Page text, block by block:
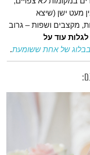
מעט ישן (שיצא
מקצבים ושפות – גרוב
לגלות עוד על
בבלוג של אחת ששומעת.